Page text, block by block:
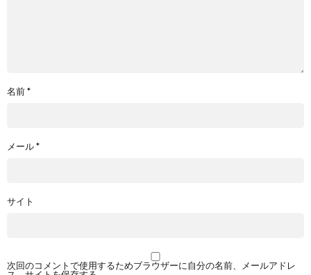
名前*
メール*
サイト
次回のコメントで使用するためブラウザーに自分の名前、メールアドレ